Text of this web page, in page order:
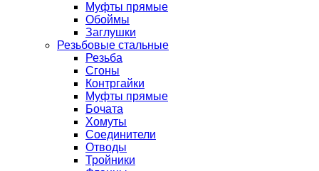
Муфты прямые
Обоймы
Заглушки
Резьбовые стальные
Резьба
Сгоны
Контргайки
Муфты прямые
Бочата
Хомуты
Соединители
Отводы
Тройники